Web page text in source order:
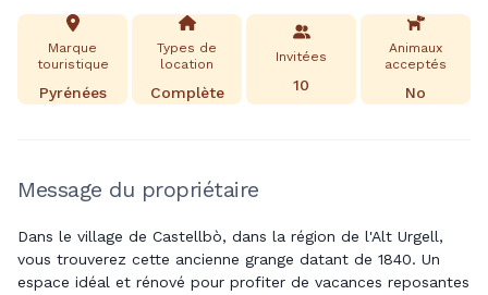
Marque
touristique
Pyrénées
Types de
location
Complète
Invitées
10
Animaux
acceptés
No
Message du propriétaire
Dans le village de Castellbò, dans la région de l'Alt Urgell,
vous trouverez cette ancienne grange datant de 1840. Un
espace idéal et rénové pour profiter de vacances reposantes